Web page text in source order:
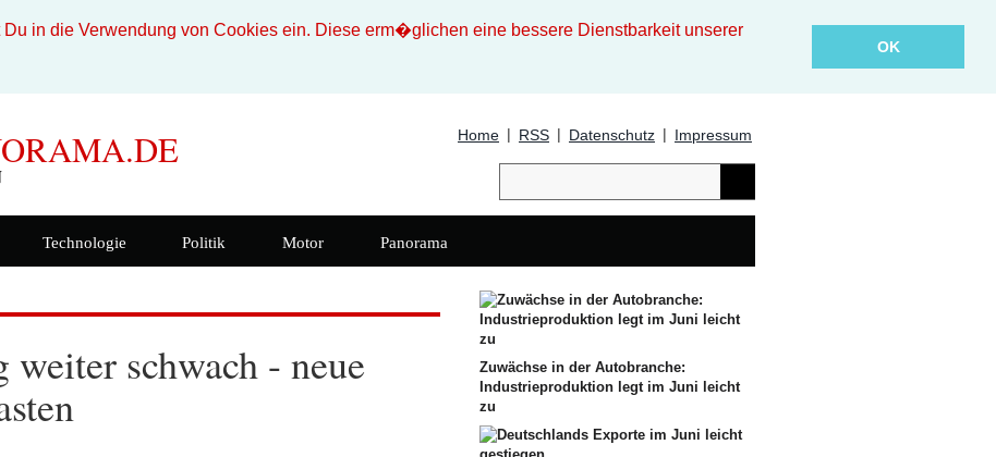
in die Verwendung von Cookies ein. Diese erm�glichen eine bessere Dienstbarkeit unserer
OK
Home | RSS | Datenschutz | Impressum
Technologie Politik Motor Panorama
schwach - neue
Zuwächse in der Autobranche:
Industrieproduktion legt im Juni leicht
zu